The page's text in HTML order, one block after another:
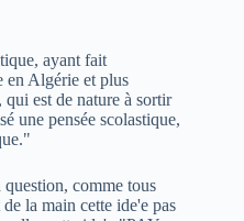
ayant fait
en Algérie et plus
qui est de nature à sortir
une pensée scolastique,
comme tous
la main cette ide'e pas